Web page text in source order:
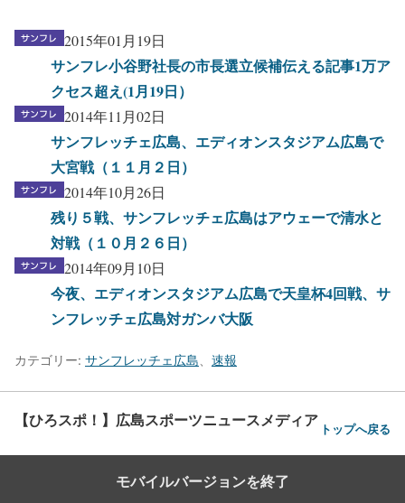
2015年01月19日
サンフレ小谷野社長の市長選立候補伝える記事1万ア
クセス超え(1月19日）
2014年11月02日
サンフレッチェ広島、エディオンスタジアム広島で
大宮戦（１１月２日）
2014年10月26日
残り５戦、サンフレッチェ広島はアウェーで清水と
対戦（１０月２６日）
2014年09月10日
今夜、エディオンスタジアム広島で天皇杯4回戦、サ
ンフレッチェ広島対ガンバ大阪
カテゴリー: サンフレッチェ広島 速報
【ひろスポ！】広島スポーツニュースメディア トップへ戻る
モバイルバージョンを終了